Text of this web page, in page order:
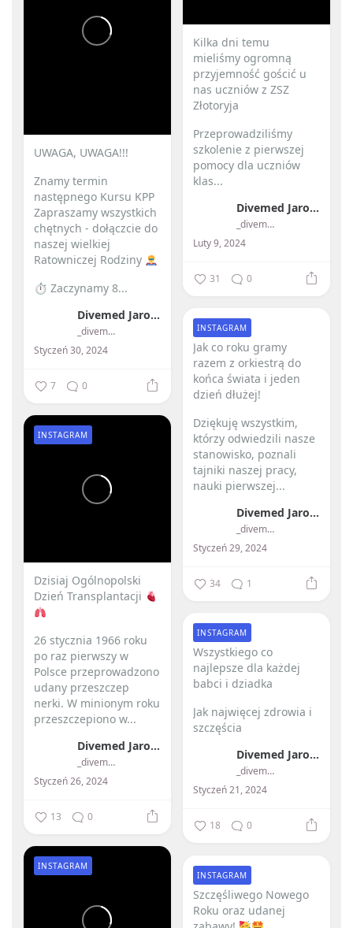
Kilka dni temu
mieliśmy ogromną
przyjemność gościć u
nas uczniów z ZSZ
Złotoryja
Przeprowadziliśmy
szkolenie z pierwszej
pomocy dla uczniów
klas...
Divemed Jarosław Przybylski
_divemed_
Luty 9, 2024
31 0
UWAGA, UWAGA!!!
Znamy termin
następnego Kursu KPP
Zapraszamy wszystkich
chętnych - dołączcie do
naszej wielkiej
Ratowniczej Rodziny
⏱ Zaczynamy 8...
Divemed Jarosław Przybylski
_divemed_
Styczeń 30, 2024
7 0
Jak co roku gramy
razem z orkiestrą do
końca świata i jeden
dzień dłużej! ️
Dziękuję wszystkim,
którzy odwiedzili nasze
stanowisko, poznali
tajniki naszej pracy,
nauki pierwszej...
Divemed Jarosław Przybylski
_divemed_
Styczeń 29, 2024
INSTAGRAM
34 1
Dzisiaj Ogólnopolski
Dzień Transplantacji
26 stycznia 1966 roku
po raz pierwszy w
Polsce przeprowadzono
udany przeszczep
nerki. W minionym roku
przeszczepiono w...
Divemed Jarosław Przybylski
_divemed_
Styczeń 26, 2024
INSTAGRAM
13 0
Wszystkiego co
najlepsze dla każdej
babci i dziadka ️
Jak najwięcej zdrowia i
szczęścia
Divemed Jarosław Przybylski
_divemed_
Styczeń 21, 2024
INSTAGRAM
18 0
INSTAGRAM
Szczęśliwego Nowego
Roku oraz udanej
INSTAGRAM